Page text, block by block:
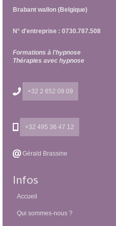
Brabant wallon (Belgique)
N° d'entreprise : 0730.787.508
Formations à l'hypnose
Thérapies avec hypnose
+32 2 652 09 09
+32 495 36 47 12
Gérald Brassine
Infos
Accueil
Qui sommes-nous ?